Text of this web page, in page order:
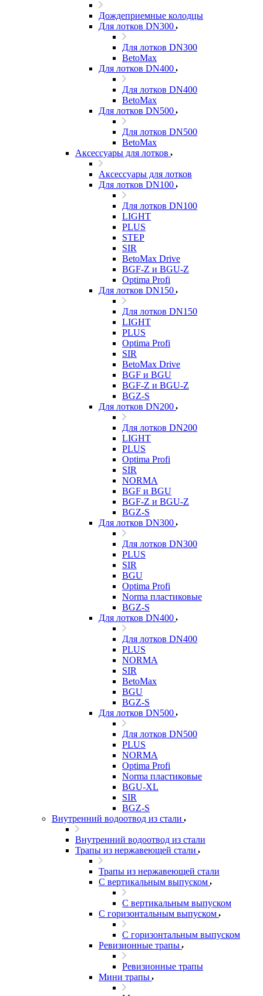
Дождеприемные колодцы
Для лотков DN300
Для лотков DN300
BetoMax
Для лотков DN400
Для лотков DN400
BetoMax
Для лотков DN500
Для лотков DN500
BetoMax
Аксессуары для лотков
Аксессуары для лотков
Для лотков DN100
Для лотков DN100
LIGHT
PLUS
STEP
SIR
BetoMax Drive
BGF-Z и BGU-Z
Optima Profi
Для лотков DN150
Для лотков DN150
LIGHT
PLUS
Optima Profi
SIR
BetoMax Drive
BGF и BGU
BGF-Z и BGU-Z
BGZ-S
Для лотков DN200
Для лотков DN200
LIGHT
PLUS
Optima Profi
SIR
NORMA
BGF и BGU
BGF-Z и BGU-Z
BGZ-S
Для лотков DN300
Для лотков DN300
PLUS
SIR
BGU
Optima Profi
Norma пластиковые
BGZ-S
Для лотков DN400
Для лотков DN400
PLUS
NORMA
SIR
BetoMax
BGU
BGZ-S
Для лотков DN500
Для лотков DN500
PLUS
NORMA
Optima Profi
Norma пластиковые
BGU-XL
SIR
BGZ-S
Внутренний водоотвод из стали
Внутренний водоотвод из стали
Трапы из нержавеющей стали
Трапы из нержавеющей стали
С вертикальным выпуском
С вертикальным выпуском
С горизонтальным выпуском
С горизонтальным выпуском
Ревизионные трапы
Ревизионные трапы
Мини трапы